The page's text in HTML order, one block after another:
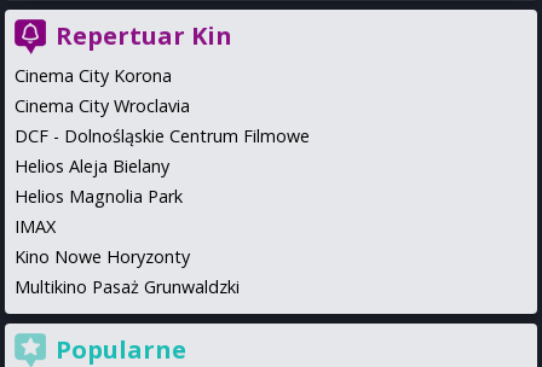
Repertuar Kin
Cinema City Korona
Cinema City Wroclavia
DCF - Dolnośląskie Centrum Filmowe
Helios Aleja Bielany
Helios Magnolia Park
IMAX
Kino Nowe Horyzonty
Multikino Pasaż Grunwaldzki
Popularne